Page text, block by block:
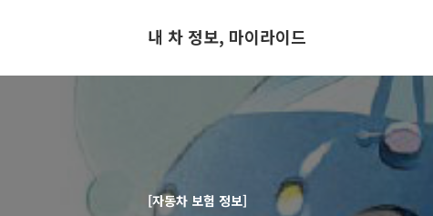
내 차 정보, 마이라이드
[자동차 보험 정보]